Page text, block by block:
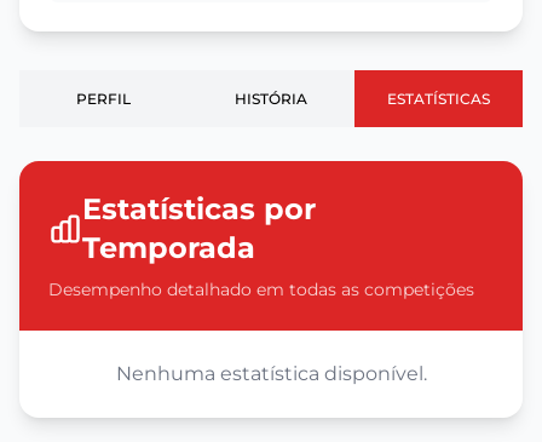
PERFIL HISTÓRIA ESTATÍSTICAS
Estatísticas por
Temporada
Desempenho detalhado em todas as competições
Nenhuma estatística disponível.